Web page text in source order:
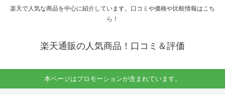
楽天で人気な商品を中心に紹介しています。口コミや価格や比較情報はこち
ら！
楽天通販の人気商品！口コミ＆評価
本ページはプロモーションが含まれています。